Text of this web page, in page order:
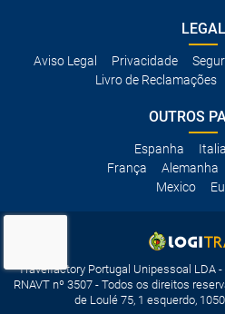
LEGAL
Aviso Legal Privacidade
Livro de Reclamações
OUTROS
Espanha Italia
França
Alemanha
Mexico
Travelfactory Portugal Unipessoal LDA
RNAVT nº 3507 - Todos os direitos
de Loulé 75, 1 esquerdo,